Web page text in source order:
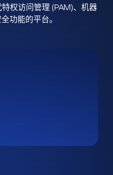
权访问管理 (PAM)、机器
功能的平台。